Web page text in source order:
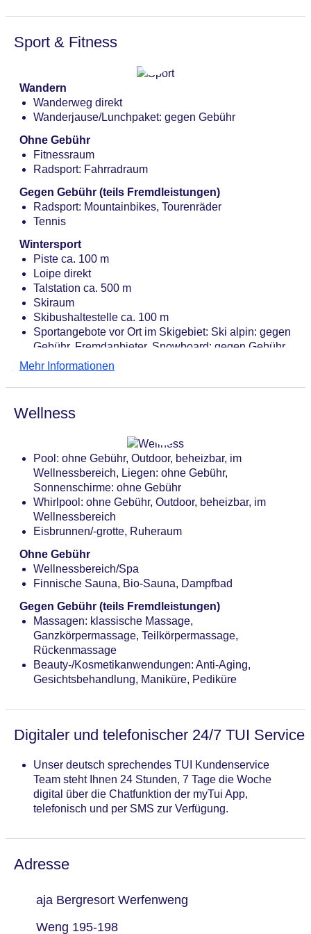
Lobbybar „Bar 902“: gegen Gebühr
Sport & Fitness
Wandern
Wanderweg direkt
Wanderjause/Lunchpaket: gegen Gebühr
Ohne Gebühr
Fitnessraum
Radsport: Fahrradraum
Gegen Gebühr (teils Fremdleistungen)
Radsport: Mountainbikes, Tourenräder
Tennis
Wintersport
Piste ca. 100 m
Loipe direkt
Talstation ca. 500 m
Skiraum
Skibushaltestelle ca. 100 m
Sportangebote vor Ort im Skigebiet: Ski alpin: gegen
Gebühr, Fremdanbieter, Snowboard: gegen Gebühr,
Fremdanbieter
Mehr Informationen
Wellness
Pool: ohne Gebühr, Outdoor, beheizbar, im
Wellnessbereich, Liegen: ohne Gebühr,
Sonnenschirme: ohne Gebühr
Whirlpool: ohne Gebühr, Outdoor, beheizbar, im
Wellnessbereich
Eisbrunnen/-grotte, Ruheraum
Ohne Gebühr
Wellnessbereich/Spa
Finnische Sauna, Bio-Sauna, Dampfbad
Gegen Gebühr (teils Fremdleistungen)
Massagen: klassische Massage,
Ganzkörpermassage, Teilkörpermassage,
Rückenmassage
Beauty-/Kosmetikanwendungen: Anti-Aging,
Gesichtsbehandlung, Maniküre, Pediküre
Digitaler und telefonischer 24/7 TUI Service
Unser deutsch sprechendes TUI Kundenservice
Team steht Ihnen 24 Stunden, 7 Tage die Woche
digital über die Chatfunktion der myTui App,
telefonisch und per SMS zur Verfügung.
Adresse
aja Bergresort Werfenweng
Weng 195-198